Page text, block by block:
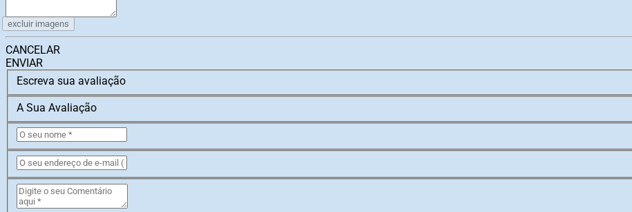
excluir imagens
CANCELAR
ENVIAR
Escreva sua avaliação
A Sua Avaliação